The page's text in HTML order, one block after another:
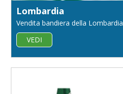
Lombardia
Vendita bandiera della Lombardia
VEDI